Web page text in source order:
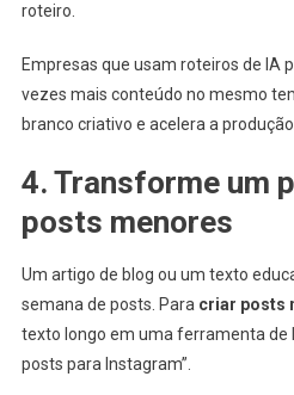
roteiro.
Empresas que usam roteiros de IA
vezes mais conteúdo no mesmo
branco criativo e acelera a produção.
4. Transforme um
posts menores
Um artigo de blog ou um texto
semana de posts. Para criar posts
texto longo em uma ferramenta de
posts para Instagram”.